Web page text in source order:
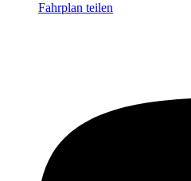
Fahrplan teilen